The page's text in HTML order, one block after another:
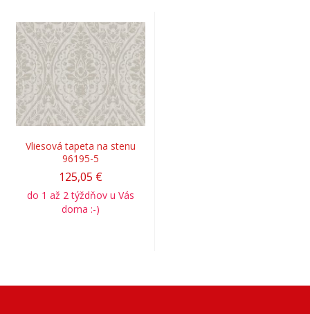
Vliesová tapeta na stenu
96195-5
125,05 €
do 1 až 2 týždňov u Vás
doma :-)